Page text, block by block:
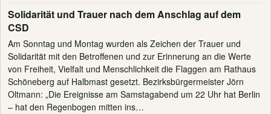
Solidarität und Trauer nach dem Anschlag auf dem
CSD
Am Sonntag und Montag wurden als Zeichen der Trauer und
Solidarität mit den Betroffenen und zur Erinnerung an die Werte
von Freiheit, Vielfalt und Menschlichkeit die Flaggen am Rathaus
Schöneberg auf Halbmast gesetzt. Bezirksbürgermeister Jörn
Oltmann: „Die Ereignisse am Samstagabend um 22 Uhr hat Berlin
– hat den Regenbogen mitten ins…